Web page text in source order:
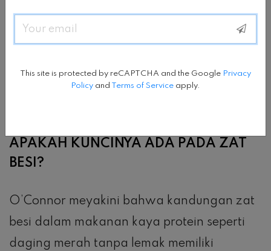
Karbohidrat jenis ini membantumu merasa
darah normal, sama seperti yang dilakukan
APAKAH KUNCINYA ADA PADA ZAT
BESI?
O’Connor meyakini bahwa kandungan zat
besi dalam makanan kaya protein seperti
daging merah tanpa lemak memiliki
Email
This site is protected by reCAPTCHA and the Google Privacy
Policy and Terms of Service apply.